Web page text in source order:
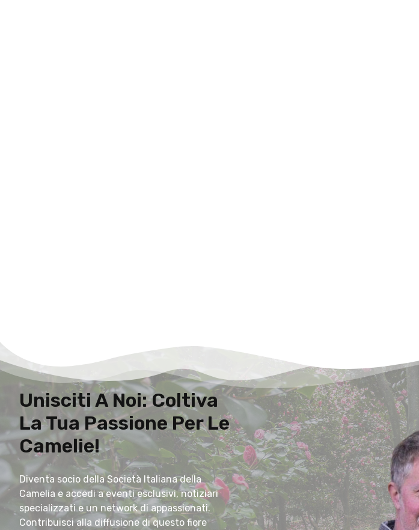
Unisciti A Noi: Coltiva
La Tua Passione Per Le
Camelie!
Diventa socio della Società Italiana della
Camelia e accedi a eventi esclusivi, notiziari
specializzati e un network di appassionati.
Contribuisci alla diffusione di questo fiore